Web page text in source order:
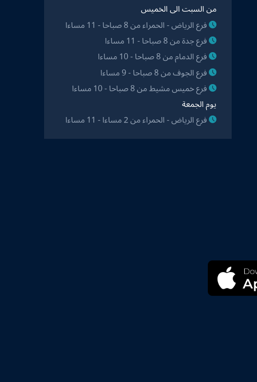
من السبت الى الخميس
فرع الرياض - الحمراء من 8 صباحا - 11 مساءا
فرع جدة من 8 صباحا - 11 مساءا
فرع الدمام من 8 صباحا - 10 مساءا
فرع الجوف من 8 صباحا - 9 مساءا
فرع خميس مشيط من 8 صباحا - 10 مساءا
يوم الجمعة
فرع الرياض - الحمراء من 2 مساءا - 11 مساءا